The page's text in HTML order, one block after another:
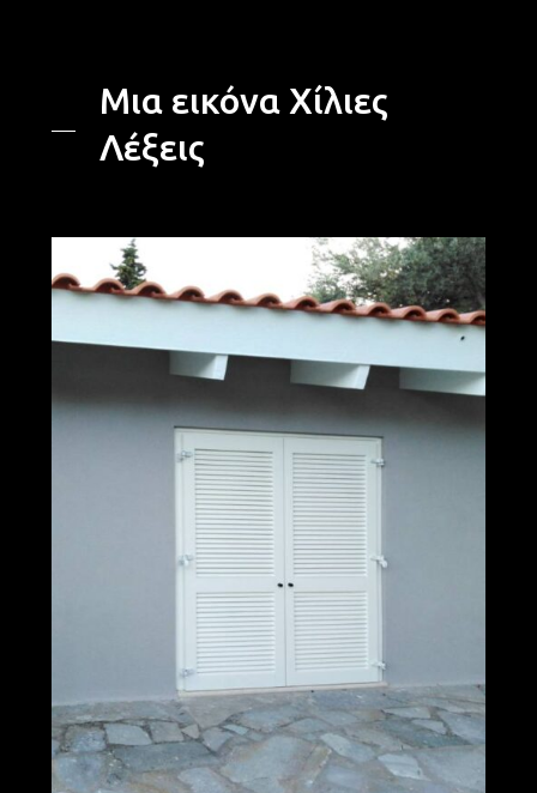
Μια εικόνα Χίλιες
Λέξεις